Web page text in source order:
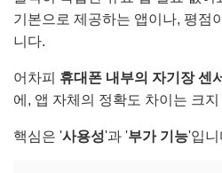
기본으로 제공하는 앱이나, 평점
니다.
어차피 휴대폰 내부의 자기장 센
에, 앱 자체의 정확도 차이는 크
핵심은 '사용성'과 '부가 기능'입니